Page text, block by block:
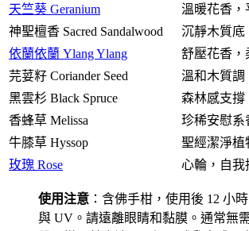
天竺葵 Geranium
溫暖花香，
神聖檀香 Sacred Sandalwood
沉靜木質底
依蘭依蘭 Ylang Ylang
舒壓花香，
芫荽籽 Coriander Seed
溫和木質調
黑雲杉 Black Spruce
森林感支撐
香蜂草 Melissa
珍稀安慰系
牛膝草 Hyssop
聖經潔淨植
玫瑰 Rose
心輪，自我
使用注意 ：含佛手柑，使用後 12 小
與 UV。請遠離眼睛和黏膜。通常無